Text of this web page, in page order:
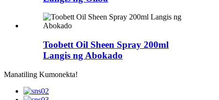
Toobett Oil Sheen Spray 200ml
Langis ng Abokado
Manatiling Kumonekta!